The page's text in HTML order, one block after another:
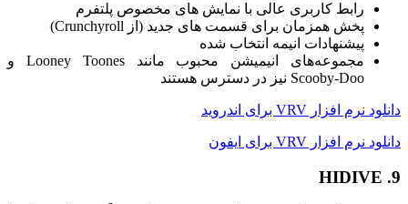
رابط کاربری عالی با نمایش های مخصوص پلتفرم
پخش همزمان برای قسمت های جدید (از Crunchyroll)
پیشنهادات انیمه انتخاب شده
مجموعه‌های انیمیشن محبوب مانند Looney Toones و
Scooby-Doo نیز در دسترس هستند
دانلود نرم افزار VRV برای اندروید
دانلود نرم افزار VRV برای ایفون
9. HIDIVE